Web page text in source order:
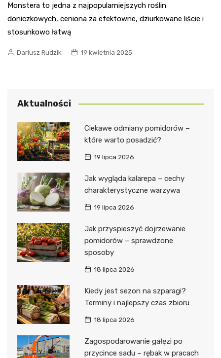
Monstera to jedna z najpopularniejszych roślin
doniczkowych, ceniona za efektowne, dziurkowane liście i
stosunkowo łatwą
Dariusz Rudzik 19 kwietnia 2025
Aktualności
Ciekawe odmiany pomidorów –
które warto posadzić?
19 lipca 2026
Jak wygląda kalarepa – cechy
charakterystyczne warzywa
19 lipca 2026
Jak przyspieszyć dojrzewanie
pomidorów – sprawdzone
sposoby
18 lipca 2026
Kiedy jest sezon na szparagi?
Terminy i najlepszy czas zbioru
18 lipca 2026
Zagospodarowanie gałęzi po
przycince sadu – rębak w pracach